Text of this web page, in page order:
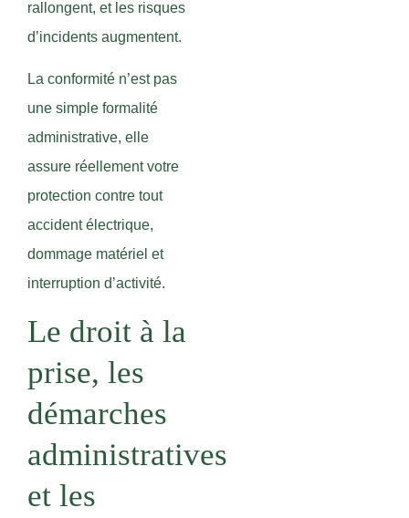
rallongent, et les risques
d’incidents augmentent.
La conformité n’est pas
une simple formalité
administrative, elle
assure réellement votre
protection contre tout
accident électrique,
dommage matériel et
interruption d’activité.
Le droit à la
prise, les
démarches
administratives
et les